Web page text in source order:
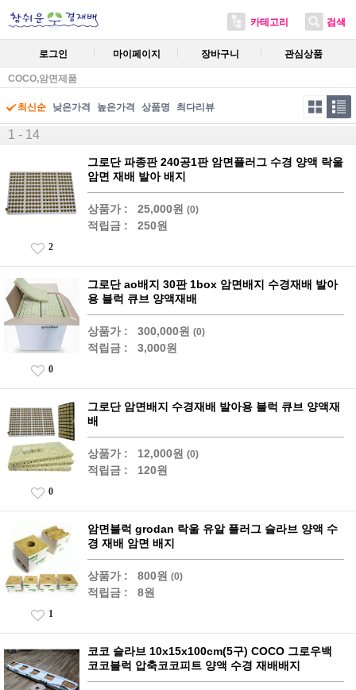
카테고리 검색
로그인 마이페이지 장바구니 관심상품
COCO,암면제품
최신순 낮은가격 높은가격 상품명 최다리뷰
1 - 14
그로단 파종판 240공1판 암면플러그 수경 양액 락울
암면 재배 발아 배지
상품가 : 25,000원 (0)
적립금 : 250원
2
그로단 ao배지 30판 1box 암면배지 수경재배 발아
용 블럭 큐브 양액재배
상품가 : 300,000원 (0)
적립금 : 3,000원
0
그로단 암면배지 수경재배 발아용 블럭 큐브 양액재
배
상품가 : 12,000원 (0)
적립금 : 120원
0
암면블럭 grodan 락울 유알 플러그 슬라브 양액 수
경 재배 암면 배지
상품가 : 800원 (0)
적립금 : 8원
1
코코 슬라브 10x15x100cm(5구) COCO 그로우백
코코블럭 압축코코피트 양액 수경 재배배지